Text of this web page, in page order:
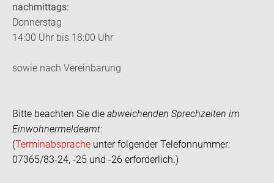
nachmittags:
Donnerstag
14:00 Uhr bis 18:00 Uhr
sowie nach Vereinbarung
Bitte beachten Sie die abweichenden Sprechzeiten im
Einwohnermeldeamt:
(Terminabsprache unter folgender Telefonnummer:
07365/83-24, -25 und -26 erforderlich.)